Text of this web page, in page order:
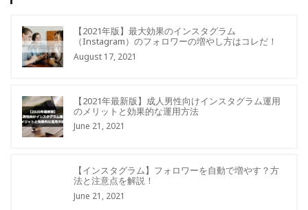
【2021年版】最大効果のインスタグラム
（Instagram）のフォロワーの増やし方はコレだ！
August 17, 2021
【2021年最新版】成人男性向けインスタグラム運用
のメリットと効果的な運用方法
June 21, 2021
【インスタグラム】フォロワーを自動で増やす？方
法と注意点を解説！
June 21, 2021